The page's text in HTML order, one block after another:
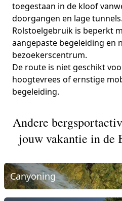
toegestaan in de kloof
doorgangen en lage tunnels.
Rolstoelgebruik is beperkt
aangepaste begeleiding en
bezoekerscentrum.
De route is niet geschikt
hoogtevrees of ernstige
begeleiding.
Andere
jouw vakantie in de
Canyoning